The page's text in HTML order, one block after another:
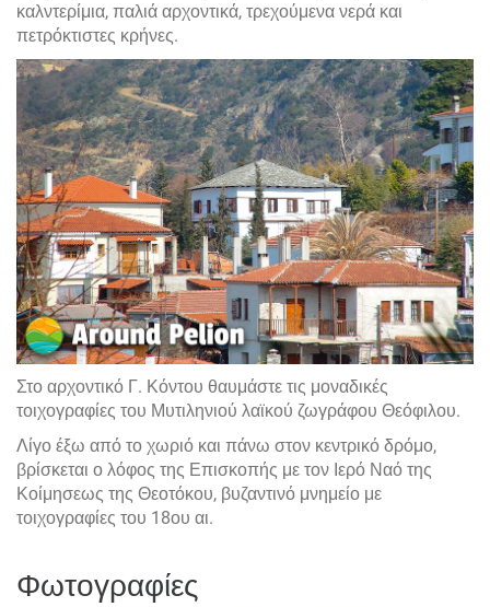
καλντερίμια, παλιά αρχοντικά, τρεχούμενα νερά και
πετρόκτιστες κρήνες.
Στο αρχοντικό Γ. Κόντου θαυμάστε τις μοναδικές
τοιχογραφίες του Μυτιληνιού λαϊκού ζωγράφου Θεόφιλου.
Λίγο έξω από το χωριό και πάνω στον κεντρικό δρόμο,
βρίσκεται ο λόφος της Επισκοπής με τον Ιερό Ναό της
Κοίμησεως της Θεοτόκου, βυζαντινό μνημείο με
τοιχογραφίες του 18ου αι.
Φωτογραφίες